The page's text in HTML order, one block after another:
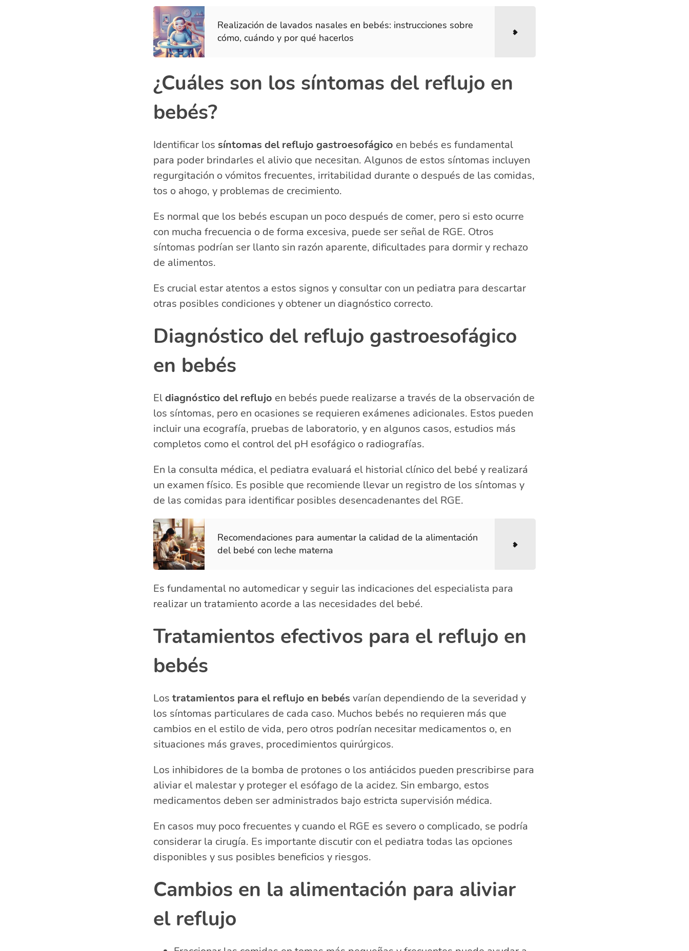
Realización de lavados nasales en bebés: instrucciones sobre
cómo, cuándo y por qué hacerlos
¿Cuáles son los síntomas del reflujo en
bebés?
Identificar los síntomas del reflujo gastroesofágico en bebés es fundamental
para poder brindarles el alivio que necesitan. Algunos de estos síntomas incluyen
regurgitación o vómitos frecuentes, irritabilidad durante o después de las comidas,
tos o ahogo, y problemas de crecimiento.
Es normal que los bebés escupan un poco después de comer, pero si esto ocurre
con mucha frecuencia o de forma excesiva, puede ser señal de RGE. Otros
síntomas podrían ser llanto sin razón aparente, dificultades para dormir y rechazo
de alimentos.
Es crucial estar atentos a estos signos y consultar con un pediatra para descartar
otras posibles condiciones y obtener un diagnóstico correcto.
Diagnóstico del reflujo gastroesofágico
en bebés
Eldiagnóstico del reflujo en bebés puede realizarse a través de la observación de
los síntomas, pero en ocasiones se requieren exámenes adicionales. Estos pueden
incluir una ecografía, pruebas de laboratorio, y en algunos casos, estudios más
completos como el control del pH esofágico o radiografías.
En la consulta médica, el pediatra evaluará el historial clínico del bebé y realizará
un examen físico. Es posible que recomiende llevar un registro de los síntomas y
de las comidas para identificar posibles desencadenantes del RGE.
Recomendaciones para aumentar la calidad de la alimentación
del bebé con leche materna
Es fundamental no automedicar y seguir las indicaciones del especialista para
realizar un tratamiento acorde a las necesidades del bebé.
Tratamientos efectivos para el reflujo en
bebés
Los tratamientos para el reflujo en bebés varían dependiendo de la severidad y
los síntomas particulares de cada caso. Muchos bebés no requieren más que
cambios en el estilo de vida, pero otros podrían necesitar medicamentos o, en
situaciones más graves, procedimientos quirúrgicos.
Los inhibidores de la bomba de protones o los antiácidos pueden prescribirse para
aliviar el malestar y proteger el esófago de la acidez. Sin embargo, estos
medicamentos deben ser administrados bajo estricta supervisión médica.
En casos muy poco frecuentes y cuando el RGE es severo o complicado, se podría
considerar la cirugía. Es importante discutir con el pediatra todas las opciones
disponibles y sus posibles beneficios y riesgos.
Cambios en la alimentación para aliviar
el reflujo